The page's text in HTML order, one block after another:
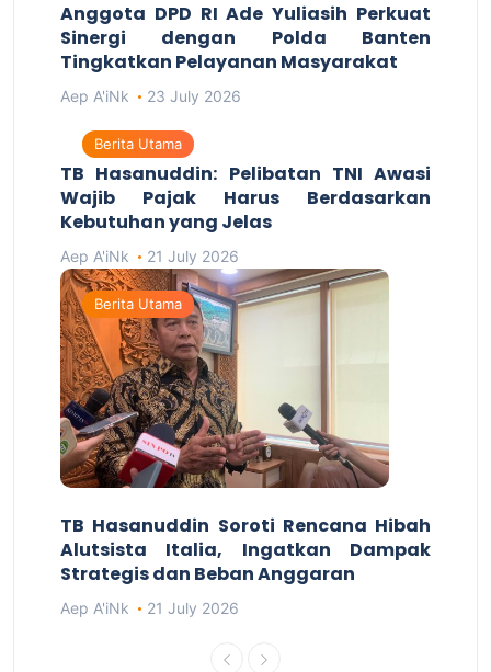
Anggota DPD RI Ade Yuliasih Perkuat
Sinergi dengan Polda Banten
Tingkatkan Pelayanan Masyarakat
Aep A'iNk 23 July 2026
Berita Utama
TB Hasanuddin: Pelibatan TNI Awasi
Wajib Pajak Harus Berdasarkan
Kebutuhan yang Jelas
Aep A'iNk 21 July 2026
Berita Utama
TB Hasanuddin Soroti Rencana Hibah
Alutsista Italia, Ingatkan Dampak
Strategis dan Beban Anggaran
Aep A'iNk 21 July 2026